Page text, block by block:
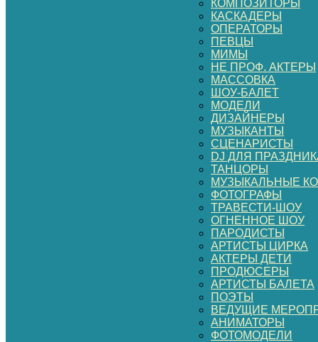
КОМПОЗИТОРЫ
КАСКАДЕРЫ
ОПЕРАТОРЫ
ПЕВЦЫ
МИМЫ
НЕ ПРОФ. АКТЕРЫ
МАССОВКА
ШОУ-БАЛЕТ
МОДЕЛИ
ДИЗАЙНЕРЫ
МУЗЫКАНТЫ
СЦЕНАРИСТЫ
DJ ДЛЯ
ТАНЦОРЫ
МУЗЫКАЛЬНЫЕ
ФОТОГРАФЫ
ТРАВЕСТИ-ШОУ
ОГНЕННОЕ ШОУ
ПАРОДИСТЫ
АРТИСТЫ ЦИРКА
АКТЕРЫ ДЕТИ
ПРОДЮСЕРЫ
АРТИСТЫ БАЛЕТА
ПОЭТЫ
ВЕДУЩИЕ
АНИМАТОРЫ
ФОТОМОДЕЛИ